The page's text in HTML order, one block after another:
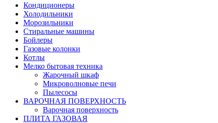
Кондиционеры
Холодильники
Морозильники
Стиральные машины
Бойлеры
Газовые колонки
Котлы
Мелко бытовая техника
Жарочный шкаф
Микроволновые печи
Пылесосы
ВАРОЧНАЯ ПОВЕРХНОСТЬ
Варочная поверхность
ПЛИТА ГАЗОВАЯ